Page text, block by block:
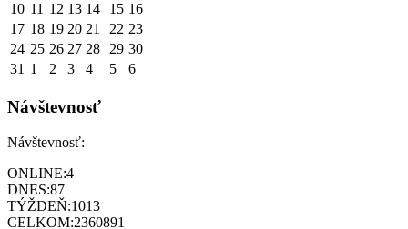
10 11 12 13 14 15 16
17 18 19 20 21 22 23
24 25 26 27 28 29 30
31 1 2 3 4 5 6
Návštevnosť
Návštevnosť:
ONLINE:4
DNES:87
TÝŽDEŇ:1013
CELKOM:2360891